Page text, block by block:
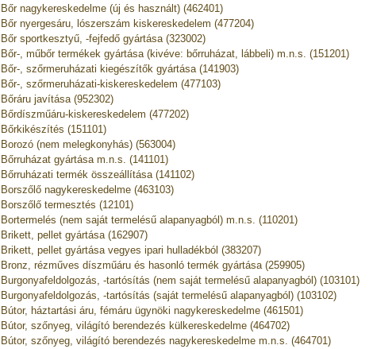
Bőr nagykereskedelme (új és használt) (462401)
Bőr nyergesáru, lószerszám kiskereskedelem (477204)
Bőr sportkesztyű, -fejfedő gyártása (323002)
Bőr-, műbőr termékek gyártása (kivéve: bőrruházat, lábbeli) m.n.s. (151201)
Bőr-, szőrmeruházati kiegészítők gyártása (141903)
Bőr-, szőrmeruházati-kiskereskedelem (477103)
Bőráru javítása (952302)
Bőrdíszműáru-kiskereskedelem (477202)
Bőrkikészítés (151101)
Borozó (nem melegkonyhás) (563004)
Bőrruházat gyártása m.n.s. (141101)
Bőrruházati termék összeállítása (141102)
Borszőlő nagykereskedelme (463103)
Borszőlő termesztés (12101)
Bortermelés (nem saját termelésű alapanyagból) m.n.s. (110201)
Brikett, pellet gyártása (162907)
Brikett, pellet gyártása vegyes ipari hulladékból (383207)
Bronz, rézműves díszműáru és hasonló termék gyártása (259905)
Burgonyafeldolgozás, -tartósítás (nem saját termelésű alapanyagból) (103101)
Burgonyafeldolgozás, -tartósítás (saját termelésű alapanyagból) (103102)
Bútor, háztartási áru, fémáru ügynöki nagykereskedelme (461501)
Bútor, szőnyeg, világító berendezés külkereskedelme (464702)
Bútor, szőnyeg, világító berendezés nagykereskedelme m.n.s. (464701)